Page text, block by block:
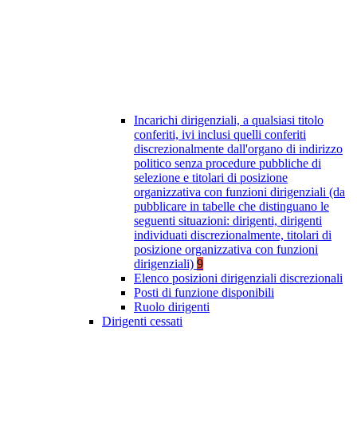
Incarichi dirigenziali, a qualsiasi titolo
conferiti, ivi inclusi quelli conferiti
discrezionalmente dall'organo di indirizzo
politico senza procedure pubbliche di
selezione e titolari di posizione
organizzativa con funzioni dirigenziali (da
pubblicare in tabelle che distinguano le
seguenti situazioni: dirigenti, dirigenti
individuati discrezionalmente, titolari di
posizione organizzativa con funzioni
dirigenziali) 9
Elenco posizioni dirigenziali discrezionali
Posti di funzione disponibili
Ruolo dirigenti
Dirigenti cessati